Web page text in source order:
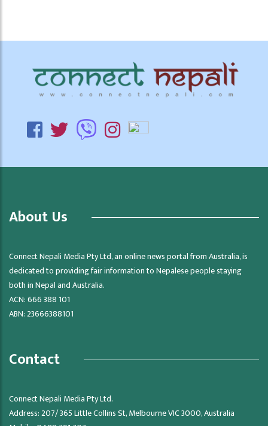
About Us
Connect Nepali Media Pty Ltd, an online news portal from Australia, is
dedicated to providing fair information to Nepalese people staying
both in Nepal and Australia.
ACN: 666 388 101
ABN: 23666388101
Contact
Connect Nepali Media Pty Ltd.
Address: 207/ 365 Little Collins St, Melbourne VIC 3000, Australia